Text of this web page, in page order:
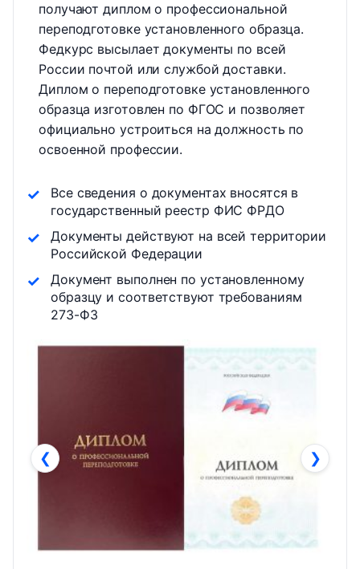
получают диплом о профессиональной
переподготовке установленного образца.
Федкурс высылает документы по всей
России почтой или службой доставки.
Диплом о переподготовке установленного
образца изготовлен по ФГОС и позволяет
официально устроиться на должность по
освоенной профессии.
Все сведения о документах вносятся в
государственный реестр ФИС ФРДО
Документы действуют на всей территории
Российской Федерации
Документ выполнен по установленному
образцу и соответствуют требованиям
273-ФЗ
❮ ❯